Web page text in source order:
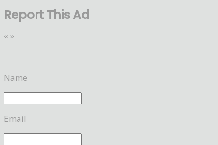
Report This Ad
« »
Name
Email